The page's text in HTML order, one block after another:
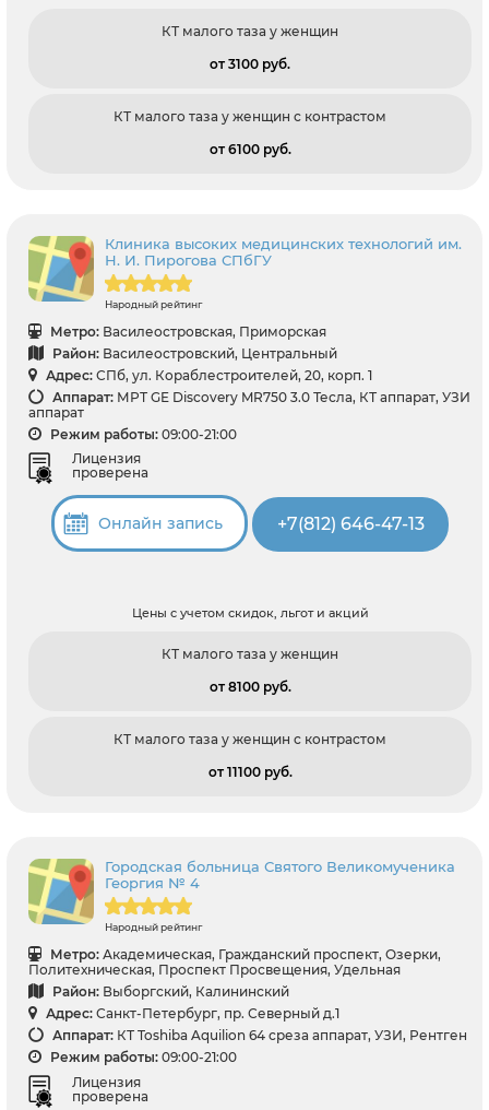
КТ малого таза у женщин
от 3100 pуб.
КТ малого таза у женщин с контрастом
от 6100 pуб.
Клиника высоких медицинских технологий им.
Н. И. Пирогова СПбГУ
Народный рейтинг
Метро: Василеостровская, Приморская
Район: Василеостровский, Центральный
Адрес: СПб, ул. Кораблестроителей, 20, корп. 1
Аппарат: МРТ GE Discovery MR750 3.0 Тесла, КТ аппарат, УЗИ
аппарат
Режим работы: 09:00-21:00
Лицензия
проверена
Онлайн запись +7(812) 646-47-13
Цены с учетом скидок, льгот и акций
КТ малого таза у женщин
от 8100 pуб.
КТ малого таза у женщин с контрастом
от 11100 pуб.
Городская больница Святого Великомученика
Георгия № 4
Народный рейтинг
Метро: Академическая, Гражданский проспект, Озерки,
Политехническая, Проспект Просвещения, Удельная
Район: Выборгский, Калининский
Адрес: Санкт-Петербург, пр. Северный д.1
Аппарат: КТ Toshiba Aquilion 64 среза аппарат, УЗИ, Рентген
Режим работы: 09:00-21:00
Лицензия
проверена